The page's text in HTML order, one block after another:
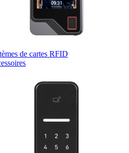
de cartes RFID